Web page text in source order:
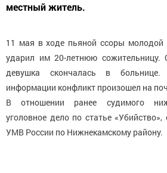
местный житель.
11 мая в ходе пьяной ссоры молодой
ударил им 20-летнюю сожительницу.
девушка скончалась в больнице.
информации конфликт произошел на
В отношении ранее судимого
уголовное дело по статье
УМВ России по Нижнекамскому району.